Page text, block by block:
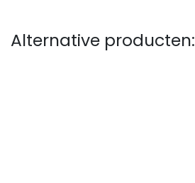
Alternative producten: